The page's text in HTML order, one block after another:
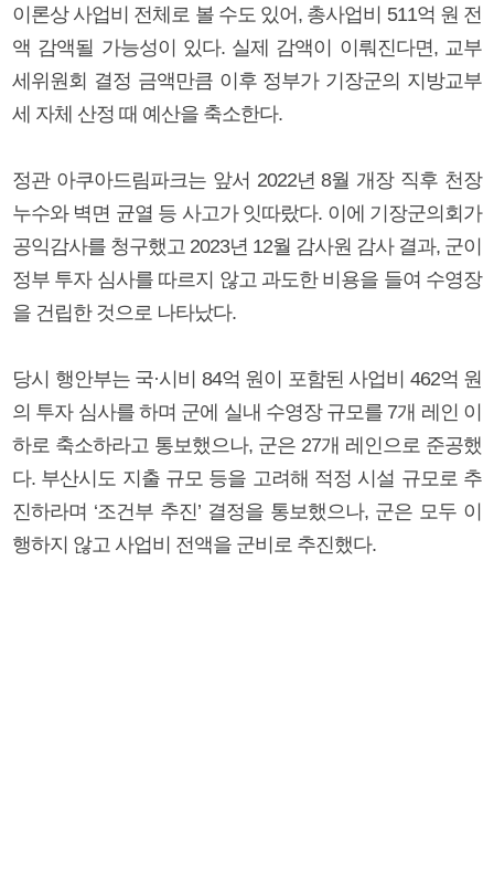
이론상 사업비 전체로 볼 수도 있어, 총사업비 511억 원 전
액 감액될 가능성이 있다. 실제 감액이 이뤄진다면, 교부
세위원회 결정 금액만큼 이후 정부가 기장군의 지방교부
세 자체 산정 때 예산을 축소한다.
정관 아쿠아드림파크는 앞서 2022년 8월 개장 직후 천장
누수와 벽면 균열 등 사고가 잇따랐다. 이에 기장군의회가
공익감사를 청구했고 2023년 12월 감사원 감사 결과, 군이
정부 투자 심사를 따르지 않고 과도한 비용을 들여 수영장
을 건립한 것으로 나타났다.
당시 행안부는 국·시비 84억 원이 포함된 사업비 462억 원
의 투자 심사를 하며 군에 실내 수영장 규모를 7개 레인 이
하로 축소하라고 통보했으나, 군은 27개 레인으로 준공했
다. 부산시도 지출 규모 등을 고려해 적정 시설 규모로 추
진하라며 ‘조건부 추진’ 결정을 통보했으나, 군은 모두 이
행하지 않고 사업비 전액을 군비로 추진했다.